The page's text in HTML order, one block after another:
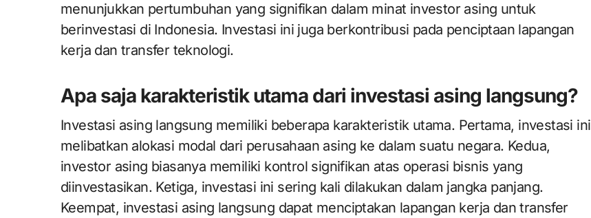
menunjukkan pertumbuhan yang signifikan dalam minat investor asing untuk
berinvestasi di Indonesia. Investasi ini juga berkontribusi pada penciptaan lapangan
kerja dan transfer teknologi.
Apa saja karakteristik utama dari investasi asing langsung?
Investasi asing langsung memiliki beberapa karakteristik utama. Pertama, investasi ini
melibatkan alokasi modal dari perusahaan asing ke dalam suatu negara. Kedua,
investor asing biasanya memiliki kontrol signifikan atas operasi bisnis yang
diinvestasikan. Ketiga, investasi ini sering kali dilakukan dalam jangka panjang.
Keempat, investasi asing langsung dapat menciptakan lapangan kerja dan transfer